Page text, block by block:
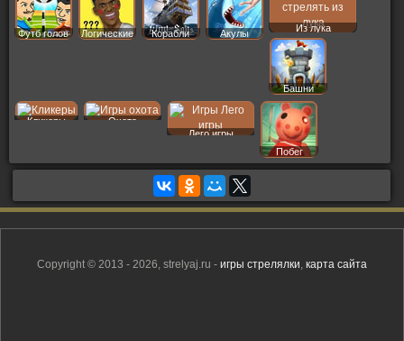
Футб голов Логические Корабли Акулы
Из лука
Башни
Кликеры
Охота
Лего игры
Побег
Copyright © 2013 - 2026, strelyaj.ru - игры стрелялки карта сайта